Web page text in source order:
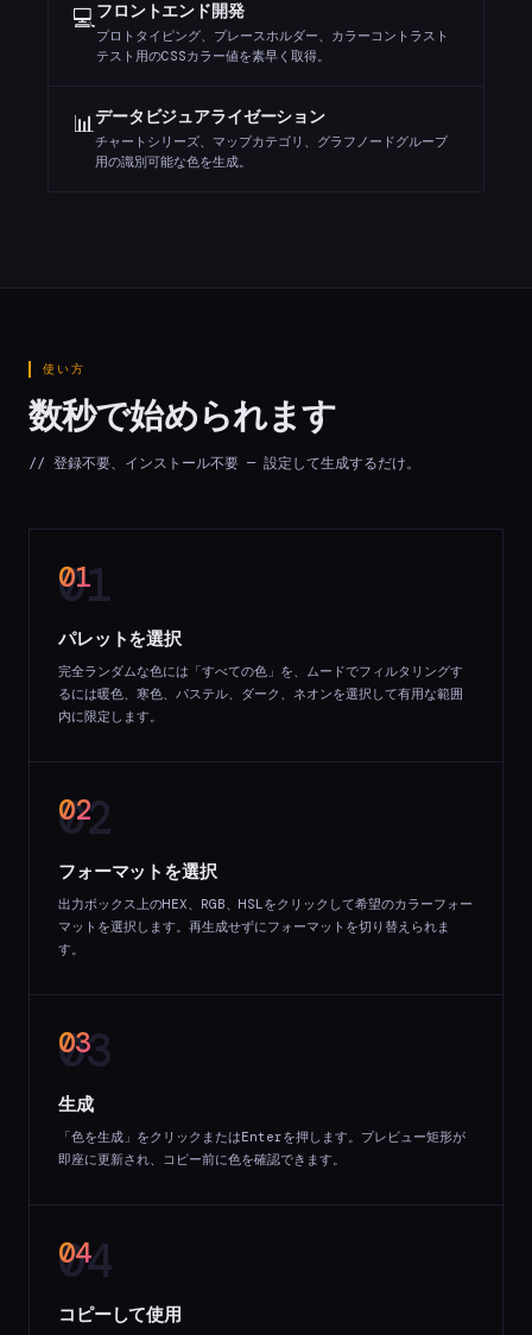
💻フロントエンド開発
プロトタイピング、プレースホルダー、カラーコントラスト
テスト用のCSSカラー値を素早く取得。
📊データビジュアライゼーション
チャートシリーズ、マップカテゴリ、グラフノードグループ
用の識別可能な色を生成。
使い方
数秒で始められます
// 登録不要、インストール不要 — 設定して生成するだけ。
01
パレットを選択
完全ランダムな色には「すべての色」を、ムードでフィルタリングす
るには暖色、寒色、パステル、ダーク、ネオンを選択して有用な範囲
内に限定します。
02
フォーマットを選択
出力ボックス上のHEX、RGB、HSLをクリックして希望のカラーフォー
マットを選択します。再生成せずにフォーマットを切り替えられま
す。
03
生成
「色を生成」をクリックまたはEnterを押します。プレビュー矩形が
即座に更新され、コピー前に色を確認できます。
04
コピーして使用